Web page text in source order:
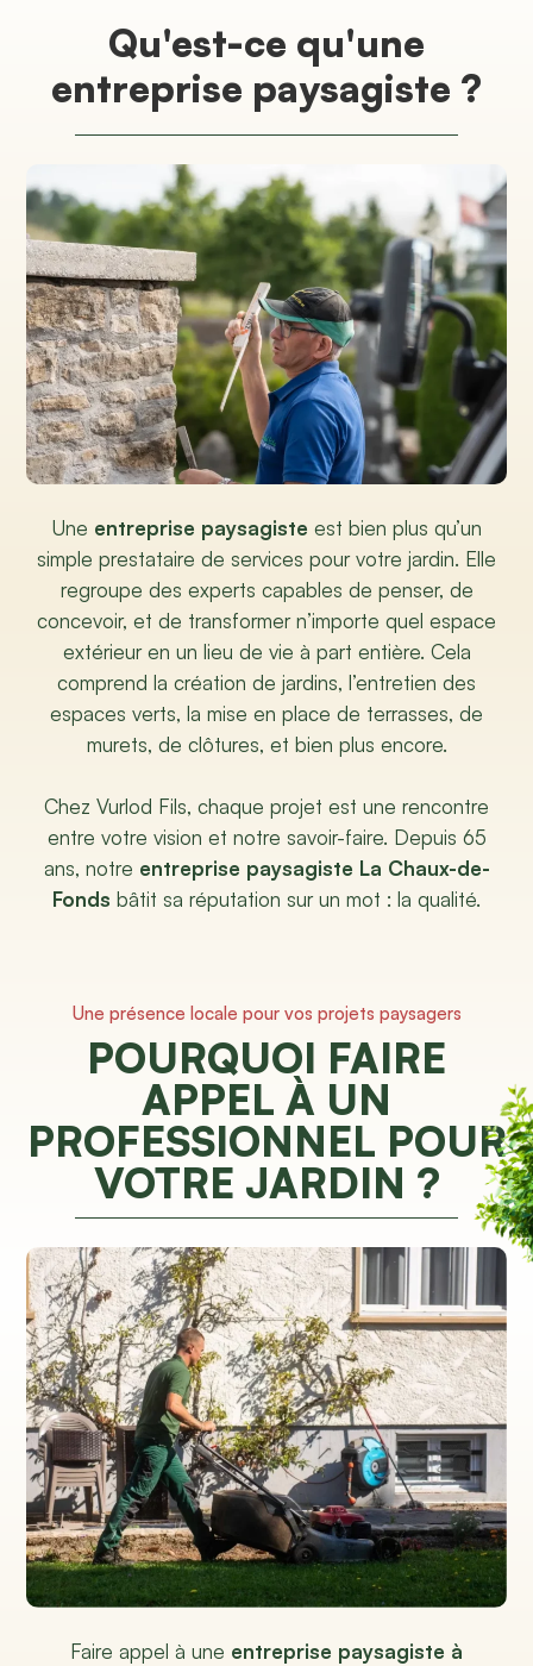
Qu'est-ce qu'une
entreprise paysagiste ?
Une entreprise paysagiste est bien plus qu’un
simple prestataire de services pour votre jardin. Elle
regroupe des experts capables de penser, de
concevoir, et de transformer n’importe quel espace
extérieur en un lieu de vie à part entière. Cela
comprend la création de jardins, l’entretien des
espaces verts, la mise en place de terrasses, de
murets, de clôtures, et bien plus encore.
Chez Vurlod Fils, chaque projet est une rencontre
entre votre vision et notre savoir-faire. Depuis 65
ans, notre entreprise paysagiste La Chaux-de-
Fonds bâtit sa réputation sur un mot : la qualité.
Une présence locale pour vos projets paysagers
POURQUOI FAIRE
APPEL À UN
PROFESSIONNEL POUR
VOTRE JARDIN ?
Faire appel à une entreprise paysagiste à